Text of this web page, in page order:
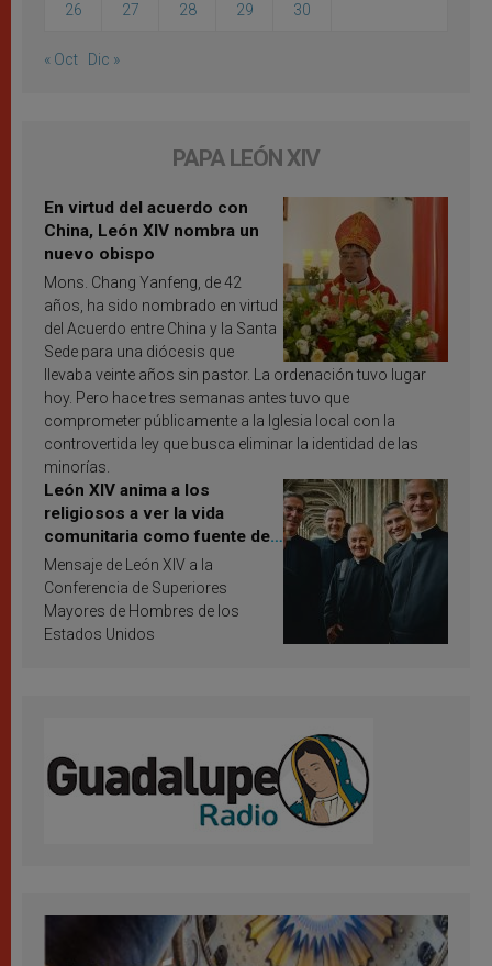
26 27 28 29 30
« Oct Dic »
PAPA LEÓN XIV
En virtud del acuerdo con
China, León XIV nombra un
nuevo obispo
Mons. Chang Yanfeng, de 42
años, ha sido nombrado en virtud
del Acuerdo entre China y la Santa
Sede para una diócesis que
llevaba veinte años sin pastor. La ordenación tuvo lugar
hoy. Pero hace tres semanas antes tuvo que
comprometer públicamente a la Iglesia local con la
controvertida ley que busca eliminar la identidad de las
minorías.
León XIV anima a los
religiosos a ver la vida
comunitaria como fuente de
inspiración y santificación
Mensaje de León XIV a la
Conferencia de Superiores
Mayores de Hombres de los
Estados Unidos